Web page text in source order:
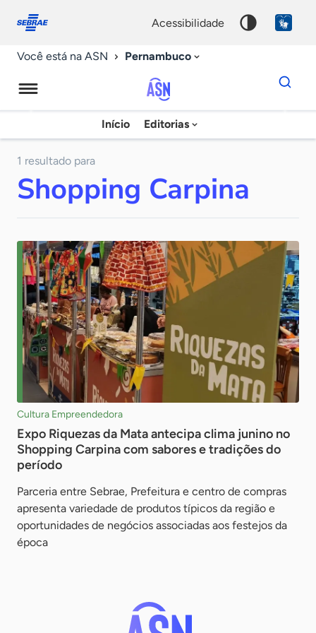
conosco
acessibilidade
Você está na ASN Pernambuco
Agência
Sebrae
Notícias
Início Editorias
Dados
para
chave
1 resultado para
Shopping Carpina
Cultura Empreendedora
Expo Riquezas da Mata antecipa clima junino no
Shopping Carpina com sabores e tradições do
período
Parceria entre Sebrae, Prefeitura e centro de compras
apresenta variedade de produtos típicos da região e
oportunidades de negócios associadas aos festejos da
época